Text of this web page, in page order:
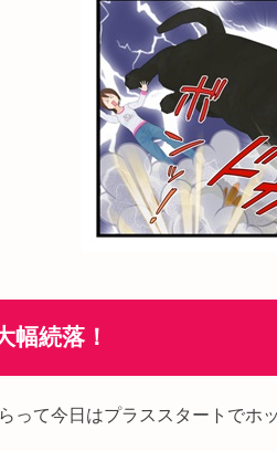
幅続落！
って今日はプラススタートでホ